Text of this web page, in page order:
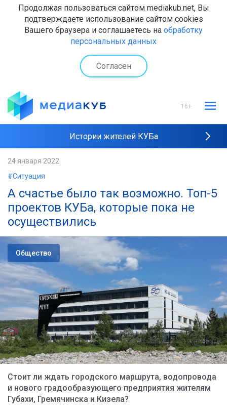
Продолжая пользоваться сайтом mediakub.net, Вы
подтверждаете использование сайтом cookies
Вашего браузера и соглашаетесь на обработку
персональных данных
Согласен
16+
Истории жителей КУБа
24 января 2022
#Ситуация
А счастье было так возможно. Топ-5
проектов КУБа, которые пока не
осуществились
Общество
Стоит ли ждать городского маршрута, водопровода
и нового градообразующего предприятия жителям
Губахи, Гремячинска и Кизела?